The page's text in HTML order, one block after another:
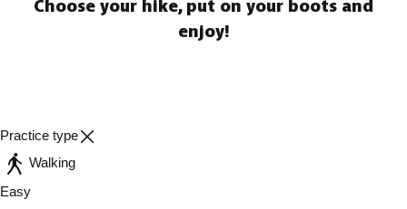
Choose your hike, put on your boots and
enjoy!
Practice type
Walking
Easy